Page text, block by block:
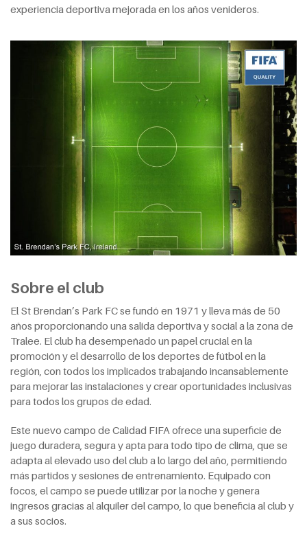
experiencia deportiva mejorada en los años venideros.
Sobre el club
El St Brendan’s Park FC se fundó en 1971 y lleva más de 50
años proporcionando una salida deportiva y social a la zona de
Tralee. El club ha desempeñado un papel crucial en la
promoción y el desarrollo de los deportes de fútbol en la
región, con todos los implicados trabajando incansablemente
para mejorar las instalaciones y crear oportunidades inclusivas
para todos los grupos de edad.
Este nuevo campo de Calidad FIFA ofrece una superficie de
juego duradera, segura y apta para todo tipo de clima, que se
adapta al elevado uso del club a lo largo del año, permitiendo
más partidos y sesiones de entrenamiento. Equipado con
focos, el campo se puede utilizar por la noche y genera
ingresos gracias al alquiler del campo, lo que beneficia al club y
a sus socios.